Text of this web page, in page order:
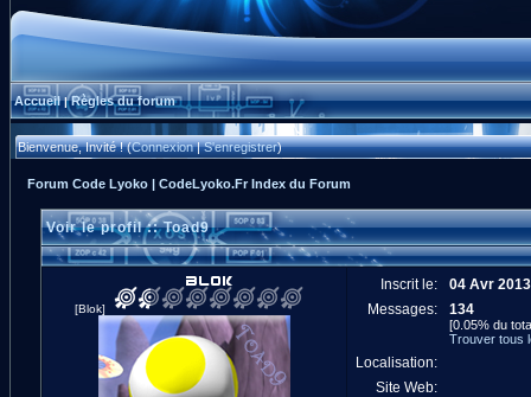
Accueil|Règles du forum
Bienvenue, Invité ! (Connexion|S'enregistrer)
Forum Code Lyoko | CodeLyoko.Fr Index du Forum
Voir le profil :: Toad9
[Blok]
Inscrit le:
04 Avr 2013
Messages:
134
[0.05% du
Trouver tous
Localisation:
Site Web: